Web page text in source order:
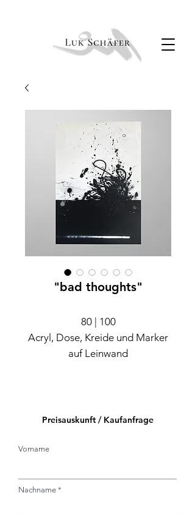
"bad thoughts"
80 | 100
Acryl, Dose, Kreide und Marker
auf Leinwand
Preisauskunft / Kaufanfrage
Vorname
Nachname